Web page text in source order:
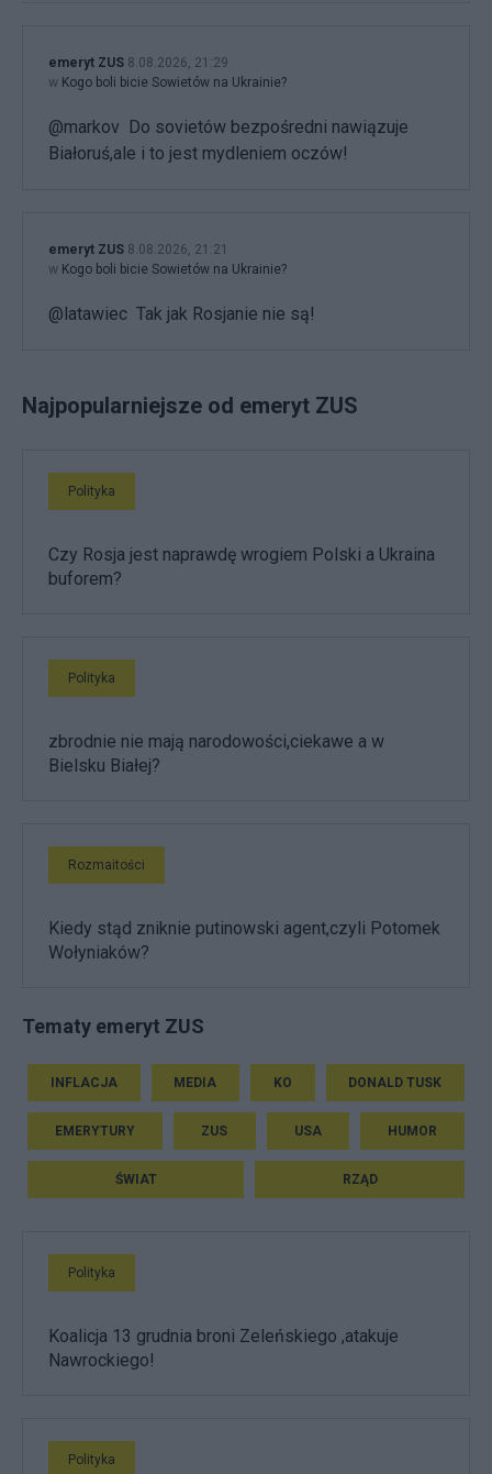
emeryt ZUS 8.08.2026, 21:29
w Kogo boli bicie Sowietów na Ukrainie?
@markov Do sovietów bezpośredni nawiązuje
Białoruś,ale i to jest mydleniem oczów!
emeryt ZUS 8.08.2026, 21:21
w Kogo boli bicie Sowietów na Ukrainie?
@latawiec Tak jak Rosjanie nie są!
Najpopularniejsze od emeryt ZUS
Polityka
Czy Rosja jest naprawdę wrogiem Polski a Ukraina
buforem?
Polityka
zbrodnie nie mają narodowości,ciekawe a w
Bielsku Białej?
Rozmaitości
Kiedy stąd zniknie putinowski agent,czyli Potomek
Wołyniaków?
Tematy emeryt ZUS
INFLACJA MEDIA KO DONALD TUSK
EMERYTURY ZUS USA HUMOR
ŚWIAT RZĄD
Polityka
Koalicja 13 grudnia broni Zeleńskiego ,atakuje
Nawrockiego!
Polityka